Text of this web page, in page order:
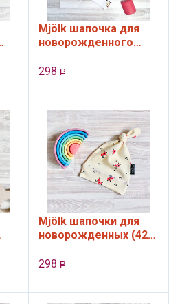
Mjölk шапочка для
новорожденного
298 Р
Mjölk шапочки для
новорожденных (42-
298 Р